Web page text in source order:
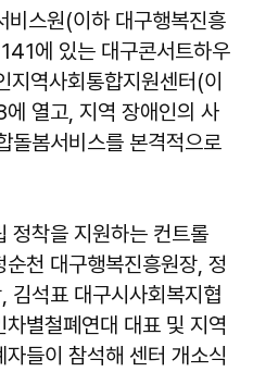
비스원(이하 대구행복진흥
에 있는 대구콘서트하우
지역사회통합지원센터(이
열고, 지역 장애인의 사
돌봄서비스를 본격적으로
정착을 지원하는 컨트롤
천 대구행복진흥원장, 정
김석표 대구시사회복지협
별철폐연대 대표 및 지역
들이 참석해 센터 개소식